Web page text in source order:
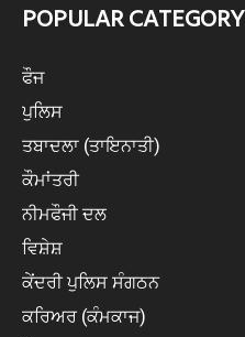
POPULAR CATEGORY
ਫੌਜ
ਪੁਲਿਸ
ਤਬਾਦਲਾ (ਤਾਇਨਾਤੀ)
ਕੌਮਾਂਤਰੀ
ਨੀਮਫੌਜੀ ਦਲ
ਵਿਸ਼ੇਸ਼
ਕੇਂਦਰੀ ਪੁਲਿਸ ਸੰਗਠਨ
ਕਰਿਅਰ (ਕੰਮਕਾਜ)